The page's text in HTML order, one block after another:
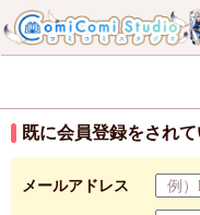
既に会員登録をされ
メールアドレス